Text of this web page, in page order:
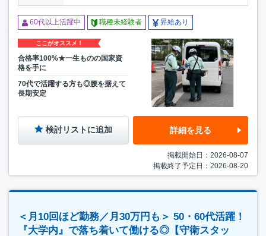
60代以上活躍中 職種未経験者 昇給あり
ここがオススメ！
合格率100%★一生ものの国家資
格を手に
70代で活躍する方も◎腰を据えて
長期安定
検討リストに追加 詳細を見る
掲載開始日：2026-08-07
掲載終了予定日：2026-08-20
＜月10回ほど勤務／月30万円も＞ 50・60代活躍！
『大学内』で落ち着いて働ける◎【守衛スタッ